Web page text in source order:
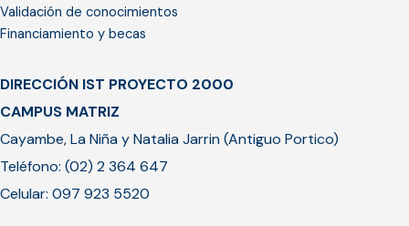
Validación de conocimientos
Financiamiento y becas
DIRECCIÓN IST PROYECTO 2000
CAMPUS MATRIZ
Cayambe, La Niña y Natalia Jarrin (Antiguo Portico)
Teléfono: (02) 2 364 647
Celular: 097 923 5520